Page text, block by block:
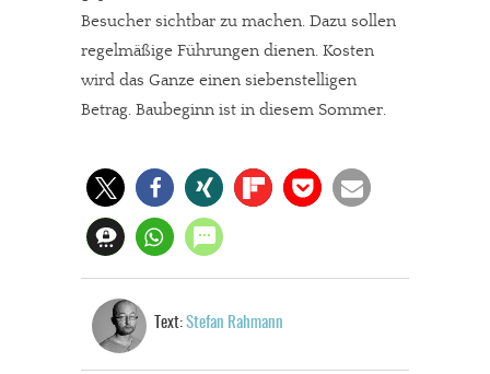
Werbung. Beide Einnahmequellen sind in den letzten Monaten
stark zurückgegangen.
Solltest Du unsere unabhängige Berichterstattung schätzen,
kannst Du uns mit einer kleinen Spende unterstützen.
JETZT SPENDEN Schon erledigt!
Besucher sichtbar zu machen. Dazu sollen
regelmäßige Führungen dienen. Kosten
wird das Ganze einen siebenstelligen
Betrag. Baubeginn ist in diesem Sommer.
Text: Stefan Rahmann